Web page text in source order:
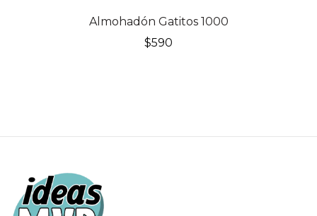
Almohadón Gatitos 1000
$590